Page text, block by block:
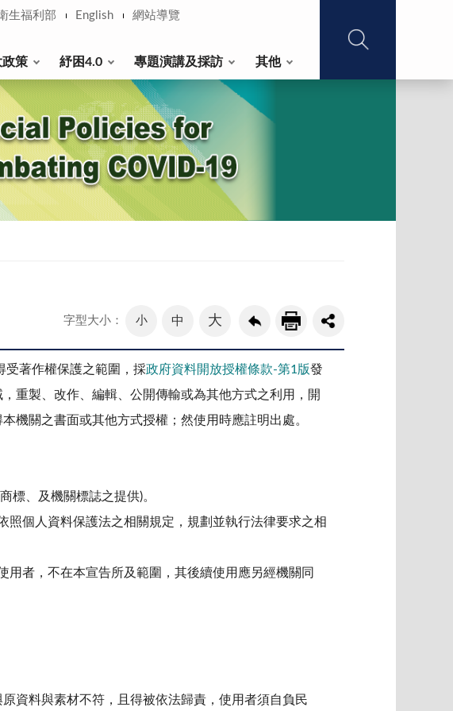
生福利部 English 網站導覽
策 紓困4.0 專題演講及採訪 其他
字型大小： 小 中 大
受著作權保護之範圍，採政府資料開放授權條款-第1版發
重製、改作、編輯、公開傳輸或為其他方式之利用，開
機關之書面或其他方式授權；然使用時應註明出處。
標、及機關標誌之提供)。
照個人資料保護法之相關規定，規劃並執行法律要求之相
者，不在本宣告所及範圍，其後續使用應另經機關同
資料與素材不符，且得被依法歸責，使用者須自負民